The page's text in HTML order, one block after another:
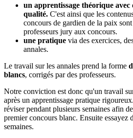
un apprentissage théorique
qualité. C'est ainsi que les
concours de gardien de la paix
professeurs jury aux concours.
une pratique via des exercices,
annales.
Le travail sur les annales prend la forme
blancs, corrigés par des professeurs.
Notre conviction est donc qu'un travail
après un apprentissage pratique
réviser pendant plusieurs semaines afin
premier concours blanc. Ensuite essayez
semaines.